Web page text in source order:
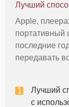
фактор
Лучший
Apple,
портативный
последние
передавать
для Лучший
с